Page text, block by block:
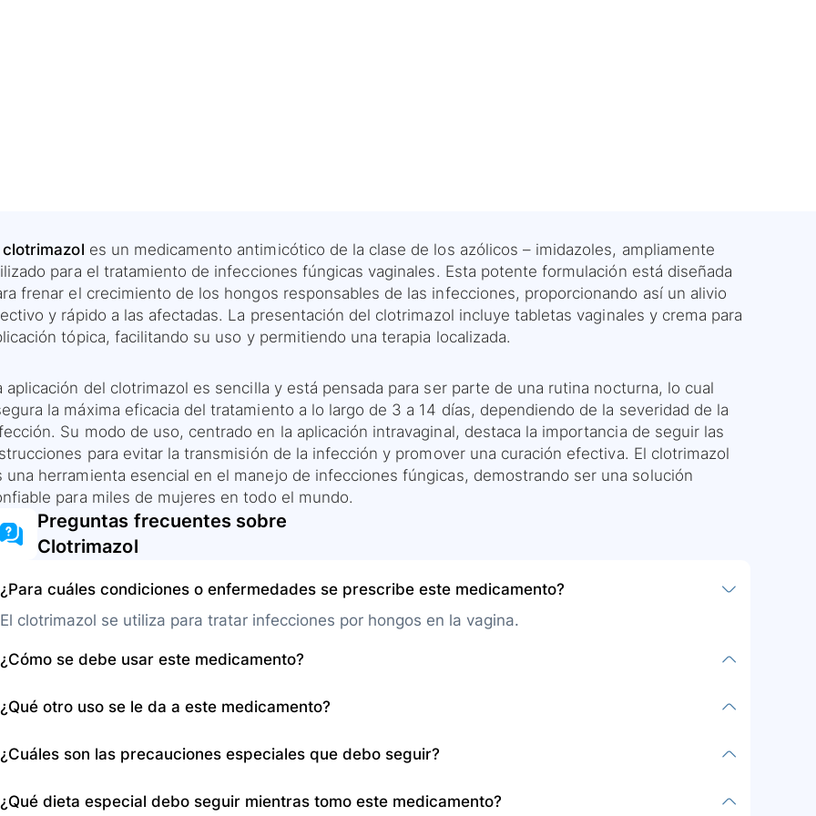
clotrimazol es un medicamento antimicótico de la clase de los azólicos – imidazoles, ampliamente
para el tratamiento de infecciones fúngicas vaginales. Esta potente formulación está diseñada
frenar el crecimiento de los hongos responsables de las infecciones, proporcionando así un alivio
y rápido a las afectadas. La presentación del clotrimazol incluye tabletas vaginales y crema para
tópica, facilitando su uso y permitiendo una terapia localizada.
aplicación del clotrimazol es sencilla y está pensada para ser parte de una rutina nocturna, lo cual
la máxima eficacia del tratamiento a lo largo de 3 a 14 días, dependiendo de la severidad de la
Su modo de uso, centrado en la aplicación intravaginal, destaca la importancia de seguir las
para evitar la transmisión de la infección y promover una curación efectiva. El clotrimazol
una herramienta esencial en el manejo de infecciones fúngicas, demostrando ser una solución
para miles de mujeres en todo el mundo.
Preguntas frecuentes sobre
Clotrimazol
¿Para cuáles condiciones o enfermedades se prescribe este medicamento?
El clotrimazol se utiliza para tratar infecciones por hongos en la vagina.
¿Cómo se debe usar este medicamento?
cuidadosamente las instrucciones de uso proporcionadas.
¿Qué otro uso se le da a este medicamento?
específicas de embarazo o lactancia para el manejo de candidiasis vaginal según recomendaciones
¿Cuáles son las precauciones especiales que debo seguir?
que se estén tomando. Evitar el uso durante el periodo menstrual, y no se deben tener relaciones
¿Qué dieta especial debo seguir mientras tomo este medicamento?